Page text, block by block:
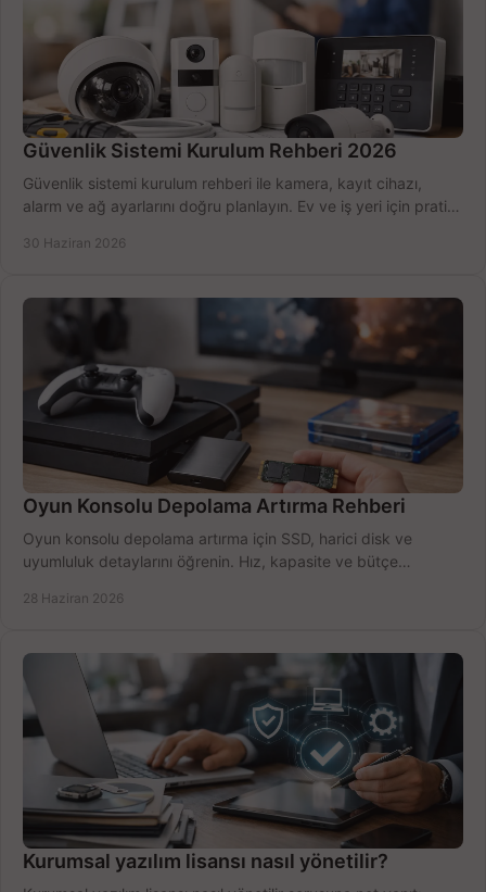
Güvenlik Sistemi Kurulum Rehberi 2026
Güvenlik sistemi kurulum rehberi ile kamera, kayıt cihazı,
alarm ve ağ ayarlarını doğru planlayın. Ev ve iş yeri için pratik
30 Haziran 2026
Oyun Konsolu Depolama Artırma Rehberi
Oyun konsolu depolama artırma için SSD, harici disk ve
uyumluluk detaylarını öğrenin. Hız, kapasite ve bütçe
28 Haziran 2026
Kurumsal yazılım lisansı nasıl yönetilir?